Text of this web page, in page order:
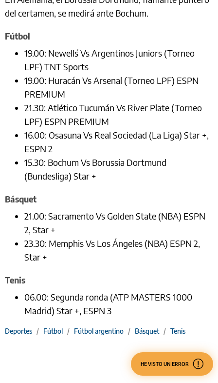
del certamen, se medirá ante Bochum.
Fútbol
19.00: Newell´s Vs Argentinos Juniors (Torneo
LPF) TNT Sports
19.00: Huracán Vs Arsenal (Torneo LPF) ESPN
PREMIUM
21.30: Atlético Tucumán Vs River Plate (Torneo
LPF) ESPN PREMIUM
16.00: Osasuna Vs Real Sociedad (La Liga) Star +,
ESPN 2
15.30: Bochum Vs Borussia Dortmund
(Bundesliga) Star +
Básquet
21.00: Sacramento Vs Golden State (NBA) ESPN
2, Star +
23.30: Memphis Vs Los Ángeles (NBA) ESPN 2,
Star +
Tenis
06.00: Segunda ronda (ATP MASTERS 1000
Madrid) Star +, ESPN 3
Deportes / Fútbol / Fútbol argentino / Básquet / Tenis
HE VISTO UN ERROR